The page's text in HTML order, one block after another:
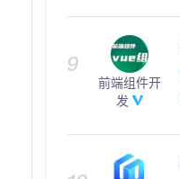
前端组件开
发